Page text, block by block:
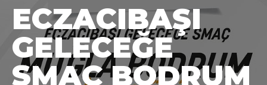
ECZACIBAŞI
GELECEĞE
SMAÇ BODRUM